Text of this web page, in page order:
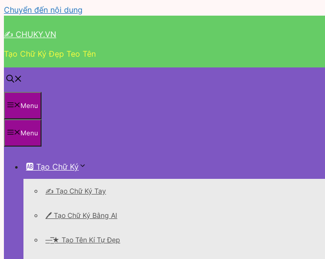
Chuyển đến nội dung
✍ CHUKY.VN
Tạo Chữ Ký Đẹp Teo Tên
Menu
Menu
🆎 Tạo Chữ Ký
✍️ Tạo Chữ Ký Tay
🖊 Tạo Chữ Ký Bằng AI
—͟͞͞★ Tạo Tên Kí Tự Đẹp